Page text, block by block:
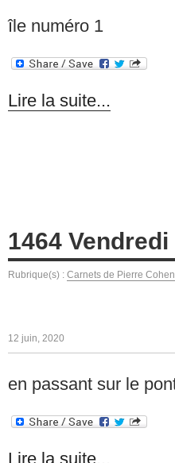
île numéro 1
Lire la suite...
1464
Rubrique(s) : Carnets de Pierre
12 juin, 2020
en passant sur le
Lire la suite...